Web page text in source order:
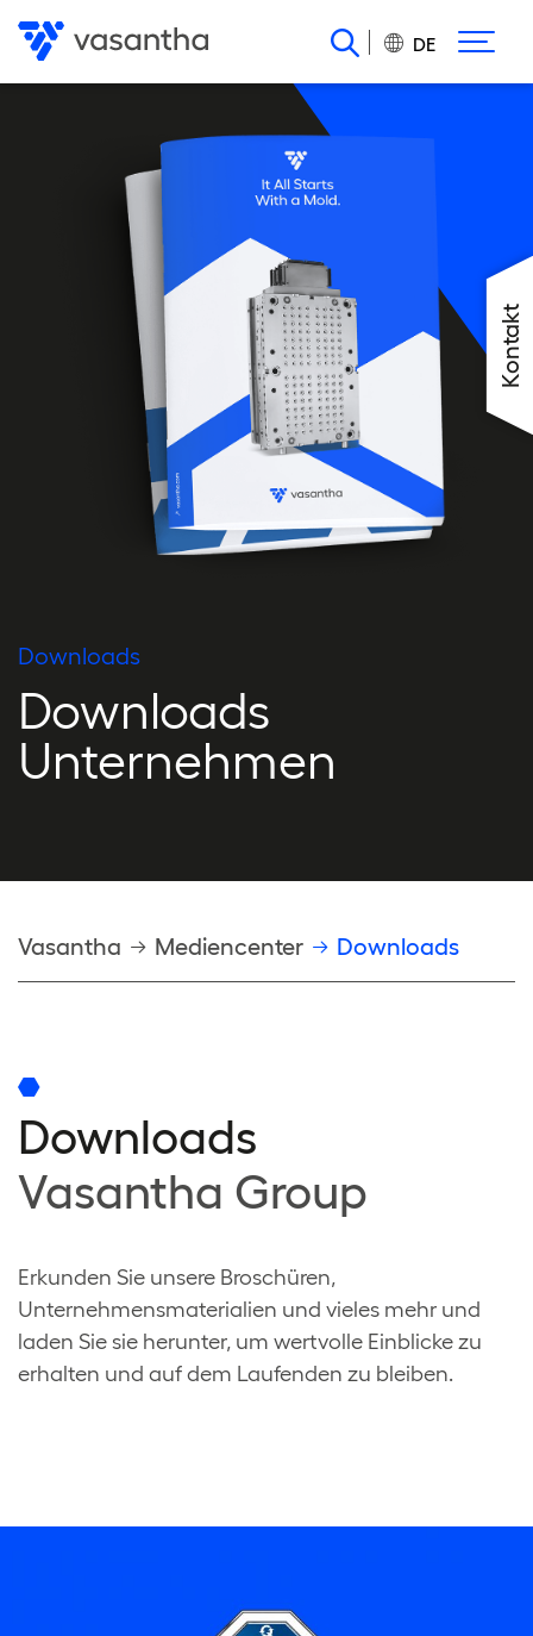
zum
DE
Downloads
Downloads
Unternehmen
Pfadnavigation
Vasantha Mediencenter Downloads
Downloads
Vasantha Group
Erkunden Sie unsere Broschüren,
Unternehmensmaterialien und vieles mehr und
laden Sie sie herunter, um wertvolle Einblicke zu
erhalten und auf dem Laufenden zu bleiben.
Kontakt